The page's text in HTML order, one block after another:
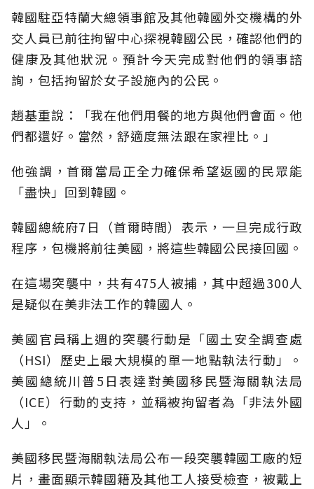
韓國駐亞特蘭大總領事館及其他韓國外交機構的外
交人員已前往拘留中心探視韓國公民，確認他們的
健康及其他狀況。預計今天完成對他們的領事諮
詢，包括拘留於女子設施內的公民。
趙基重說：「我在他們用餐的地方與他們會面。他
們都還好。當然，舒適度無法跟在家裡比。」
他強調，首爾當局正全力確保希望返國的民眾能
「盡快」回到韓國。
韓國總統府7日（首爾時間）表示，一旦完成行政
程序，包機將前往美國，將這些韓國公民接回國。
在這場突襲中，共有475人被捕，其中超過300人
是疑似在美非法工作的韓國人。
美國官員稱上週的突襲行動是「國土安全調查處
（HSI）歷史上最大規模的單一地點執法行動」。
美國總統川普5日表達對美國移民暨海關執法局
（ICE）行動的支持，並稱被拘留者為「非法外國
人」。
美國移民暨海關執法局公布一段突襲韓國工廠的短
片，畫面顯示韓國籍及其他工人接受檢查，被戴上